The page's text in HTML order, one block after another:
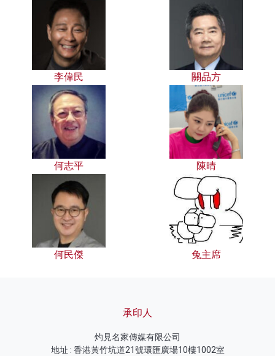
李偉民 關品方
何志平 陳晴
何民傑 兔主席
承印人
灼見名家傳媒有限公司
地址 : 香港黃竹坑道21號環匯廣場10樓1002室